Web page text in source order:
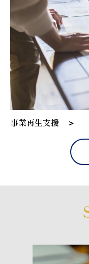
事業再生支援 ＞